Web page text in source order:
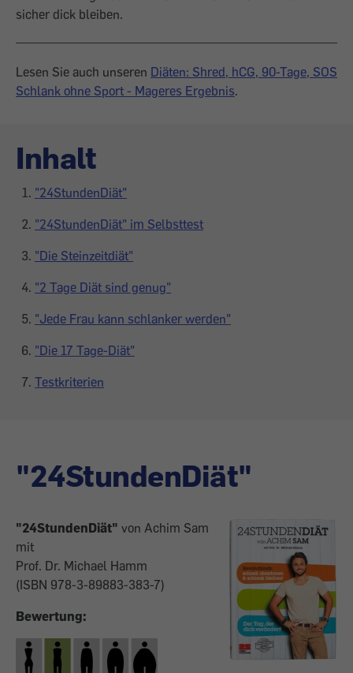
sicher dick bleiben.
Lesen Sie auch unseren Diäten: Shred, hCG, 90-Tage, SOS
Schlank ohne Sport - Mageres Ergebnis.
Inhalt
"24StundenDiät"
"24StundenDiät" im Selbsttest
"Die Steinzeitdiät"
"2 Tage Diät sind genug"
"Jede Frau kann schlanker werden"
"Die 17 Tage-Diät"
Testkriterien
"24StundenDiät"
"24StundenDiät" von Achim Sam
mit
Prof. Dr. Michael Hamm
(ISBN 978-3-89883-383-7)
Bewertung: